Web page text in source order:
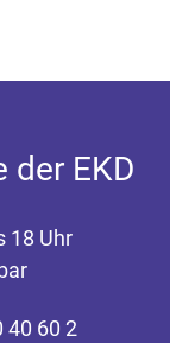
der EKD
18 Uhr
40 60 2